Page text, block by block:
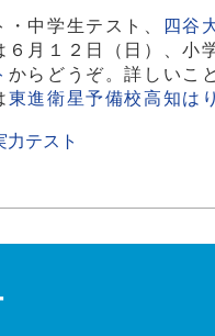
中学生テスト、 四谷
６月１２日（日）、
からどうぞ。詳しいこ
東進衛星予備校高知
テスト